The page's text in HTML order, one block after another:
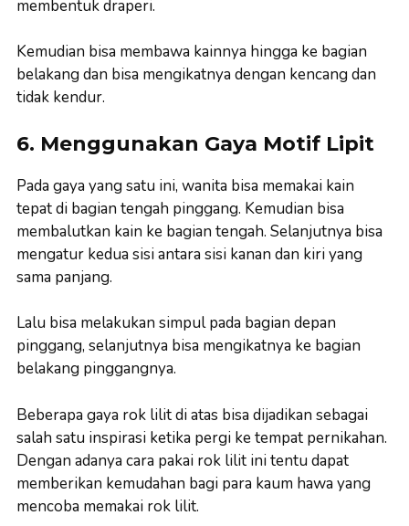
membentuk draperi.
Kemudian bisa membawa kainnya hingga ke bagian
belakang dan bisa mengikatnya dengan kencang dan
tidak kendur.
6. Menggunakan Gaya Motif Lipit
Pada gaya yang satu ini, wanita bisa memakai kain
tepat di bagian tengah pinggang. Kemudian bisa
membalutkan kain ke bagian tengah. Selanjutnya bisa
mengatur kedua sisi antara sisi kanan dan kiri yang
sama panjang.
Lalu bisa melakukan simpul pada bagian depan
pinggang, selanjutnya bisa mengikatnya ke bagian
belakang pinggangnya.
Beberapa gaya rok lilit di atas bisa dijadikan sebagai
salah satu inspirasi ketika pergi ke tempat pernikahan.
Dengan adanya cara pakai rok lilit ini tentu dapat
memberikan kemudahan bagi para kaum hawa yang
mencoba memakai rok lilit.